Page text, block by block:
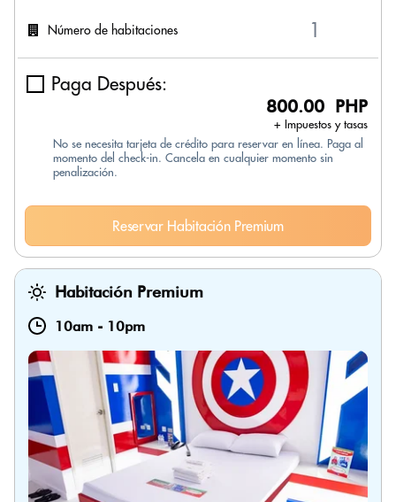
Número de habitaciones
Paga Después:
800.00 PHP
+ Impuestos y tasas
No se necesita tarjeta de crédito para reservar en línea. Paga al
momento del check-in. Cancela en cualquier momento sin
penalización.
Reservar Habitación Premium
Habitación Premium
10am - 10pm